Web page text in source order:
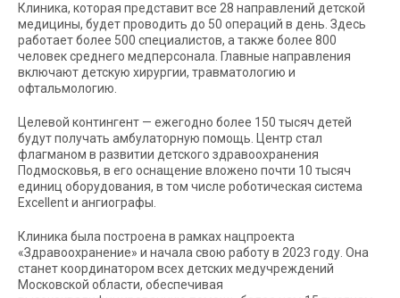
Клиника, которая представит все 28 направлений детской
медицины, будет проводить до 50 операций в день. Здесь
работает более 500 специалистов, а также более 800
человек среднего медперсонала. Главные направления
включают детскую хирургии, травматологию и
офтальмологию.
Целевой контингент — ежегодно более 150 тысяч детей
будут получать амбулаторную помощь. Центр стал
флагманом в развитии детского здравоохранения
Подмосковья, в его оснащение вложено почти 10 тысяч
единиц оборудования, в том числе роботическая система
Excellent и ангиографы.
Клиника была построена в рамках нацпроекта
«Здравоохранение» и начала свою работу в 2023 году. Она
станет координатором всех детских медучреждений
Московской области, обеспечивая